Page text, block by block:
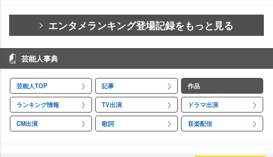
エンタメランキング登場記録をもっと見る
芸能人事典
芸能人TOP 記事 作品
ランキング情報 TV出演 ドラマ出演
CM出演 歌詞 音楽配信